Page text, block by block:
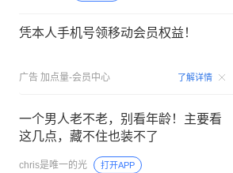
凭本人手机号领移动会员权益！
广告 加点量-会员中心 了解详情
一个男人老不老，别看年龄！主要看
这几点，藏不住也装不了
chris是唯一的光 打开APP